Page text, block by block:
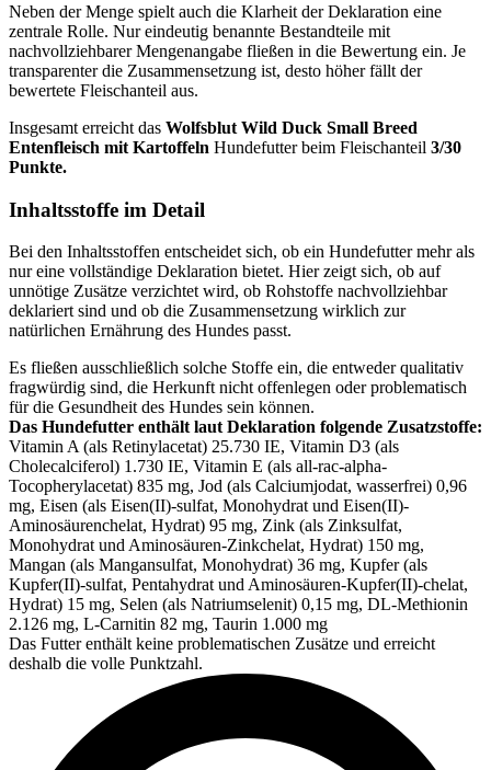
Neben der Menge spielt auch die Klarheit der Deklaration eine
zentrale Rolle. Nur eindeutig benannte Bestandteile mit
nachvollziehbarer Mengenangabe fließen in die Bewertung ein. Je
transparenter die Zusammensetzung ist, desto höher fällt der
bewertete Fleischanteil aus.
Insgesamt erreicht das Wolfsblut Wild Duck Small Breed
Entenfleisch mit Kartoffeln Hundefutter beim Fleischanteil 3/30
Punkte.
Inhaltsstoffe im Detail
Bei den Inhaltsstoffen entscheidet sich, ob ein Hundefutter mehr als
nur eine vollständige Deklaration bietet. Hier zeigt sich, ob auf
unnötige Zusätze verzichtet wird, ob Rohstoffe nachvollziehbar
deklariert sind und ob die Zusammensetzung wirklich zur
natürlichen Ernährung des Hundes passt.
Es fließen ausschließlich solche Stoffe ein, die entweder qualitativ
fragwürdig sind, die Herkunft nicht offenlegen oder problematisch
für die Gesundheit des Hundes sein können.
Das Hundefutter enthält laut Deklaration folgende Zusatzstoffe:
Vitamin A (als Retinylacetat) 25.730 IE, Vitamin D3 (als
Cholecalciferol) 1.730 IE, Vitamin E (als all-rac-alpha-
Tocopherylacetat) 835 mg, Jod (als Calciumjodat, wasserfrei) 0,96
mg, Eisen (als Eisen(II)-sulfat, Monohydrat und Eisen(II)-
Aminosäurenchelat, Hydrat) 95 mg, Zink (als Zinksulfat,
Monohydrat und Aminosäuren-Zinkchelat, Hydrat) 150 mg,
Mangan (als Mangansulfat, Monohydrat) 36 mg, Kupfer (als
Kupfer(II)-sulfat, Pentahydrat und Aminosäuren-Kupfer(II)-chelat,
Hydrat) 15 mg, Selen (als Natriumselenit) 0,15 mg, DL-Methionin
2.126 mg, L-Carnitin 82 mg, Taurin 1.000 mg
Das Futter enthält keine problematischen Zusätze und erreicht
deshalb die volle Punktzahl.